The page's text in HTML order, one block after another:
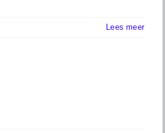
Lees meer